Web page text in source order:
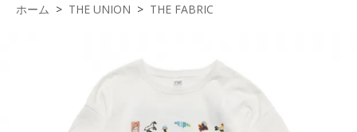
ホーム > THE UNION > THE FABRIC